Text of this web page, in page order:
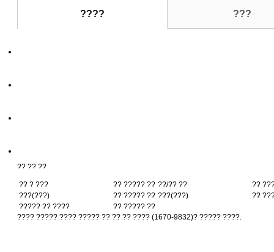
???? ???
?? ?? ??
?? ? ??? ?? ????? ?? ??/?? ??
??
???(???)
?? ????? ?? ???(???)
??
????? ?? ????
?? ????? ??
???? ????? ???? ????? ?? ?? ?? ???? (1670-9832)? ????? ????.